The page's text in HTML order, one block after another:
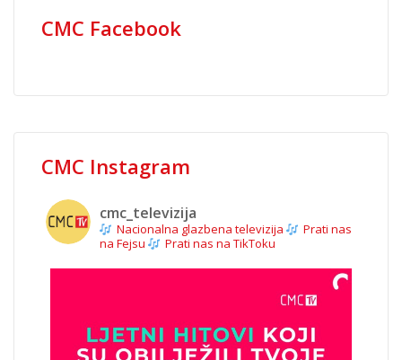
CMC Facebook
CMC Instagram
cmc_televizija
Nacionalna glazbena televizija
Prati nas
na Fejsu
Prati nas na TikToku